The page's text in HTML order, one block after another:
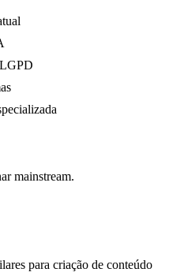
mainstream.
para criação de conteúdo